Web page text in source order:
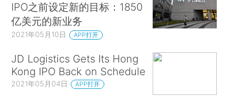
IPO之前设定新的目标：1850
亿美元的新业务
2021年05月10日 APP打开
JD Logistics Gets Its Hong
Kong IPO Back on Schedule
2021年05月04日 APP打开